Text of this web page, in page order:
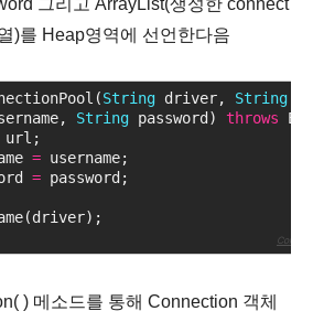
그리고 ArrayList(생성한 connect
)를 Heap영역에 선언한다음
String driver, String
String password) throws
url;
= username;
= password;
) 메소드를 통해 Connection 객체